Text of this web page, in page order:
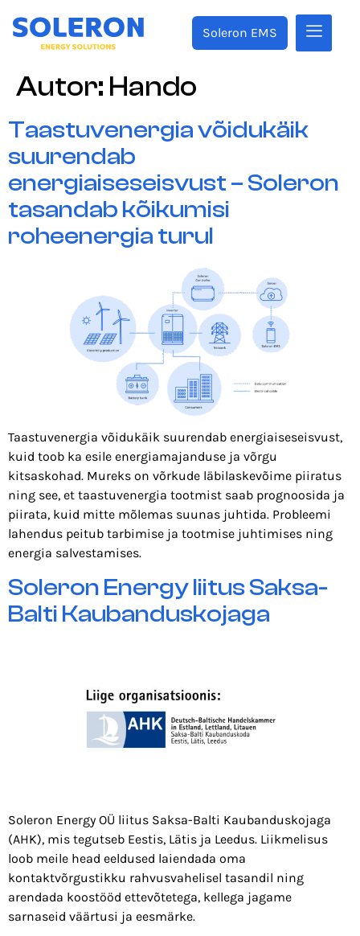
Soleron EMS
Autor: Hando
Taastuvenergia võidukäik
suurendab
energiaiseseisvust – Soleron
tasandab kõikumisi
roheenergia turul
Taastuvenergia võidukäik suurendab energiaiseseisvust,
kuid toob ka esile energiamajanduse ja võrgu
kitsaskohad. Mureks on võrkude läbilaskevõime piiratus
ning see, et taastuvenergia tootmist saab prognoosida ja
piirata, kuid mitte mõlemas suunas juhtida. Probleemi
lahendus peitub tarbimise ja tootmise juhtimises ning
energia salvestamises.
Soleron Energy liitus Saksa-
Balti Kaubanduskojaga
Soleron Energy OÜ liitus Saksa-Balti Kaubanduskojaga
(AHK), mis tegutseb Eestis, Lätis ja Leedus. Liikmelisus
loob meile head eeldused laiendada oma
kontaktvõrgustikku rahvusvahelisel tasandil ning
arendada koostööd ettevõtetega, kellega jagame
sarnaseid väärtusi ja eesmärke.